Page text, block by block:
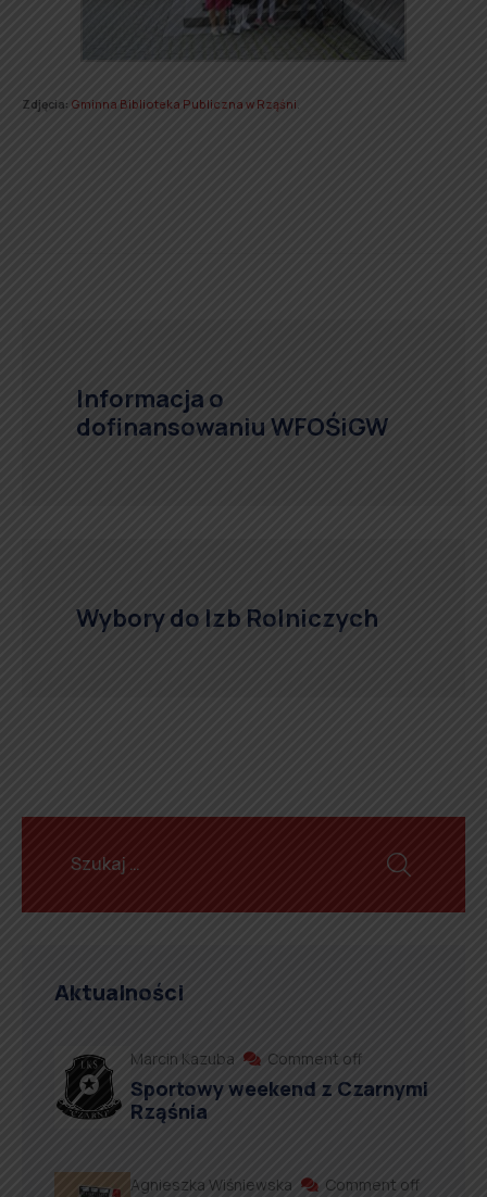
Zdjęcia: Gminna Biblioteka Publiczna w Rząśni.
Informacja o
dofinansowaniu WFOŚiGW
Wybory do Izb Rolniczych
Aktualności
Marcin Kazuba Comment off
Sportowy weekend z Czarnymi
Rząśnia
Agnieszka Wiśniewska Comment off